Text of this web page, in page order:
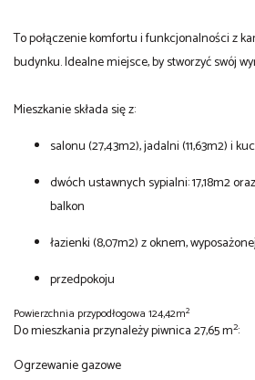
To połączenie komfortu i funkcjonalności z
budynku. Idealne miejsce, by stworzyć swój
Mieszkanie składa się z:
salonu (27,43m2), jadalni (11,63m2) i
dwóch ustawnych sypialni: 17,18m2
balkon
łazienki (8,07m2) z oknem,
przedpokoju
Powierzchnia przypodłogowa 124,42m2
Do mieszkania przynależy piwnica 27,65 m2:
Ogrzewanie gazowe